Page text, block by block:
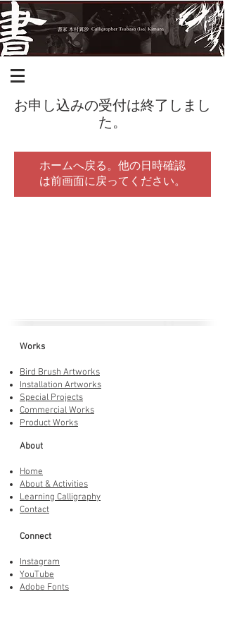
お申し込みの受付は終了しまし
た。
ホームへ戻る。他の日時確認
は前画面に戻ってください。
Works
Bird Brush Artworks
Installation Artworks
Special Projects
Commercial Works
Product Works
About
Home
About & Activities
Learning Calligraphy
Contact
Connect
Instagram
YouTube
Adobe Fonts